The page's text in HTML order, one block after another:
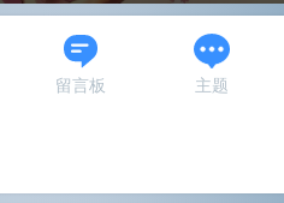
留言板 主题